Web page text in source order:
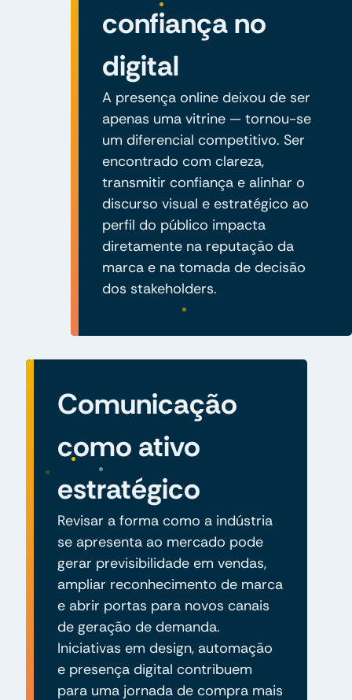
confiança no
digital
A presença online deixou de ser
apenas uma vitrine — tornou-se
um diferencial competitivo. Ser
encontrado com clareza,
transmitir confiança e alinhar o
discurso visual e estratégico ao
perfil do público impacta
diretamente na reputação da
marca e na tomada de decisão
dos stakeholders.
Comunicação
como ativo
estratégico
Revisar a forma como a indústria
se apresenta ao mercado pode
gerar previsibilidade em vendas,
ampliar reconhecimento de marca
e abrir portas para novos canais
de geração de demanda.
Iniciativas em design, automação
e presença digital contribuem
para uma jornada de compra mais